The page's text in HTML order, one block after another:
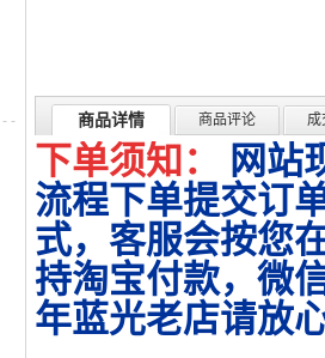
商品详情 商品评论 成
下单须知：
网站
流程下单提交订
式，客服会按您
持淘宝付款，微
年蓝光老店请放